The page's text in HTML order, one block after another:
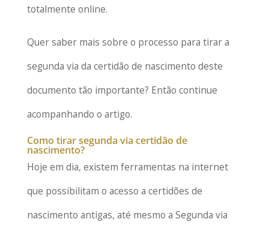
totalmente online.
Quer saber mais sobre o processo para tirar a
segunda via da certidão de nascimento deste
documento tão importante? Então continue
acompanhando o artigo.
Como tirar segunda via certidão de
nascimento?
Hoje em dia, existem ferramentas na internet
que possibilitam o acesso a certidões de
nascimento antigas, até mesmo a Segunda via